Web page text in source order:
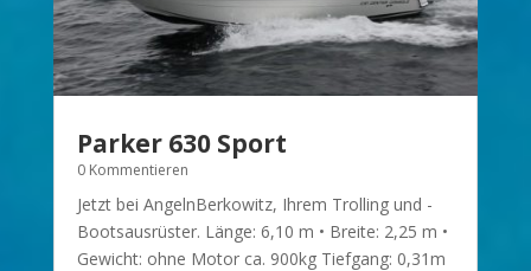
Parker 630 Sport
0 Kommentieren
Jetzt bei AngelnBerkowitz, Ihrem Trolling und -
Bootsausrüster. Länge: 6,10 m • Breite: 2,25 m •
Gewicht: ohne Motor ca. 900kg Tiefgang: 0,31m